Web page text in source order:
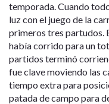
temporada. Cuando
luz con el juego de la
primeros tres partudos.
había corrido para un
partidos terminó
fue clave moviendo las
tiempo extra para
patada de campo para